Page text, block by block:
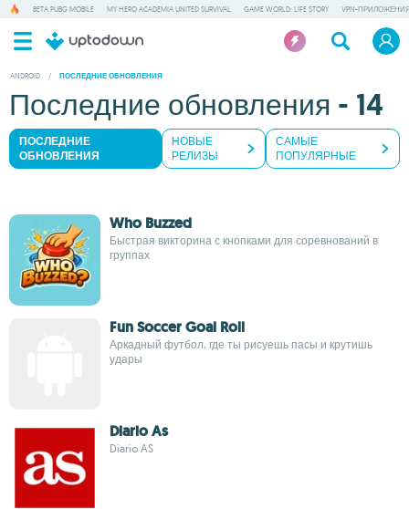
BETA PUBG MOBILE MY HERO ACADEMIA UNITED SURVIVAL GAME WORLD: LIFE STORY VPN-
ANDROID / ПОСЛЕДНИЕ ОБНОВЛЕНИЯ
Последние обновления - 14
ПОСЛЕДНИЕ
ОБНОВЛЕНИЯ
НОВЫЕ
РЕЛИЗЫ
САМЫЕ
ПОПУЛЯРНЫЕ
Who Buzzed
Быстрая викторина с кнопками для соревнований в
группах
Fun Soccer Goal Roll
Аркадный футбол, где ты рисуешь пасы и крутишь
удары
Diario As
Diario AS